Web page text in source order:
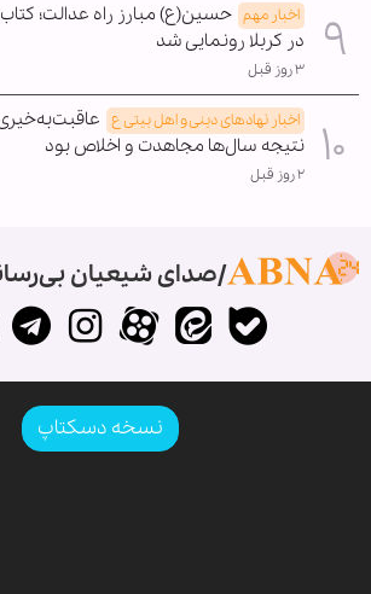
اخبار مهم حسین(ع) مبارز راه عدالت؛
در کربلا رونمایی شد
۳ روز قبل
اخبار نهادهای دینی و اهل بیتی ع
نتیجه سال‌ها مجاهدت و اخلاص بود
۲ روز قبل
صدای شیعیان
نسخه دسکتاپ